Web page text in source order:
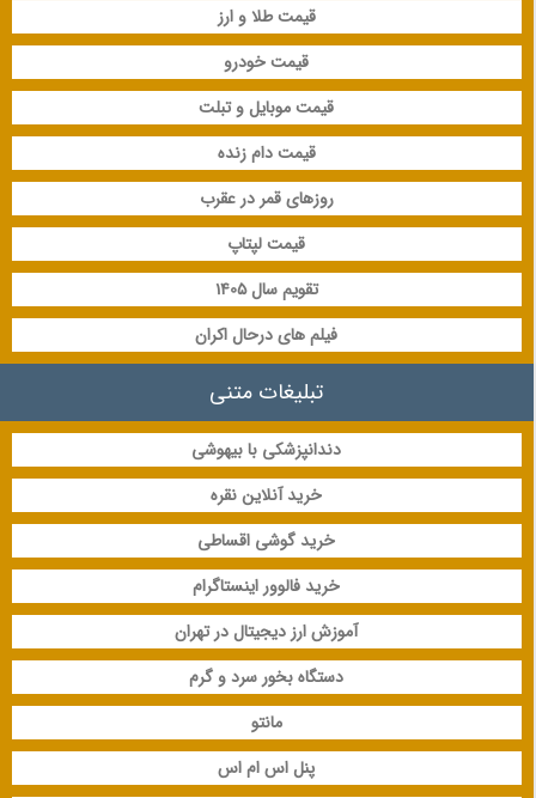
قیمت طلا و ارز
قیمت خودرو
قیمت موبایل و تبلت
قیمت دام زنده
روزهای قمر در عقرب
قیمت لپتاپ
تقویم سال 1405
فیلم های درحال اکران
تبلیغات متنی
دندانپزشکی با بیهوشی
خرید آنلاین نقره
خرید گوشی اقساطی
خرید فالوور اینستاگرام
آموزش ارز دیجیتال در تهران
دستگاه بخور سرد و گرم
مانتو
پنل اس ام اس